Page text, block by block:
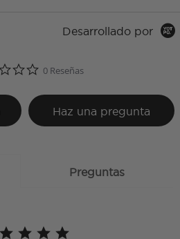
Desarrollado por
0.0 star rating
0 Reseñas
Haz una pregunta
Preguntas